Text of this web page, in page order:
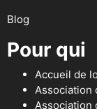
Blog
Pour qui
Accueil de
Association
Association